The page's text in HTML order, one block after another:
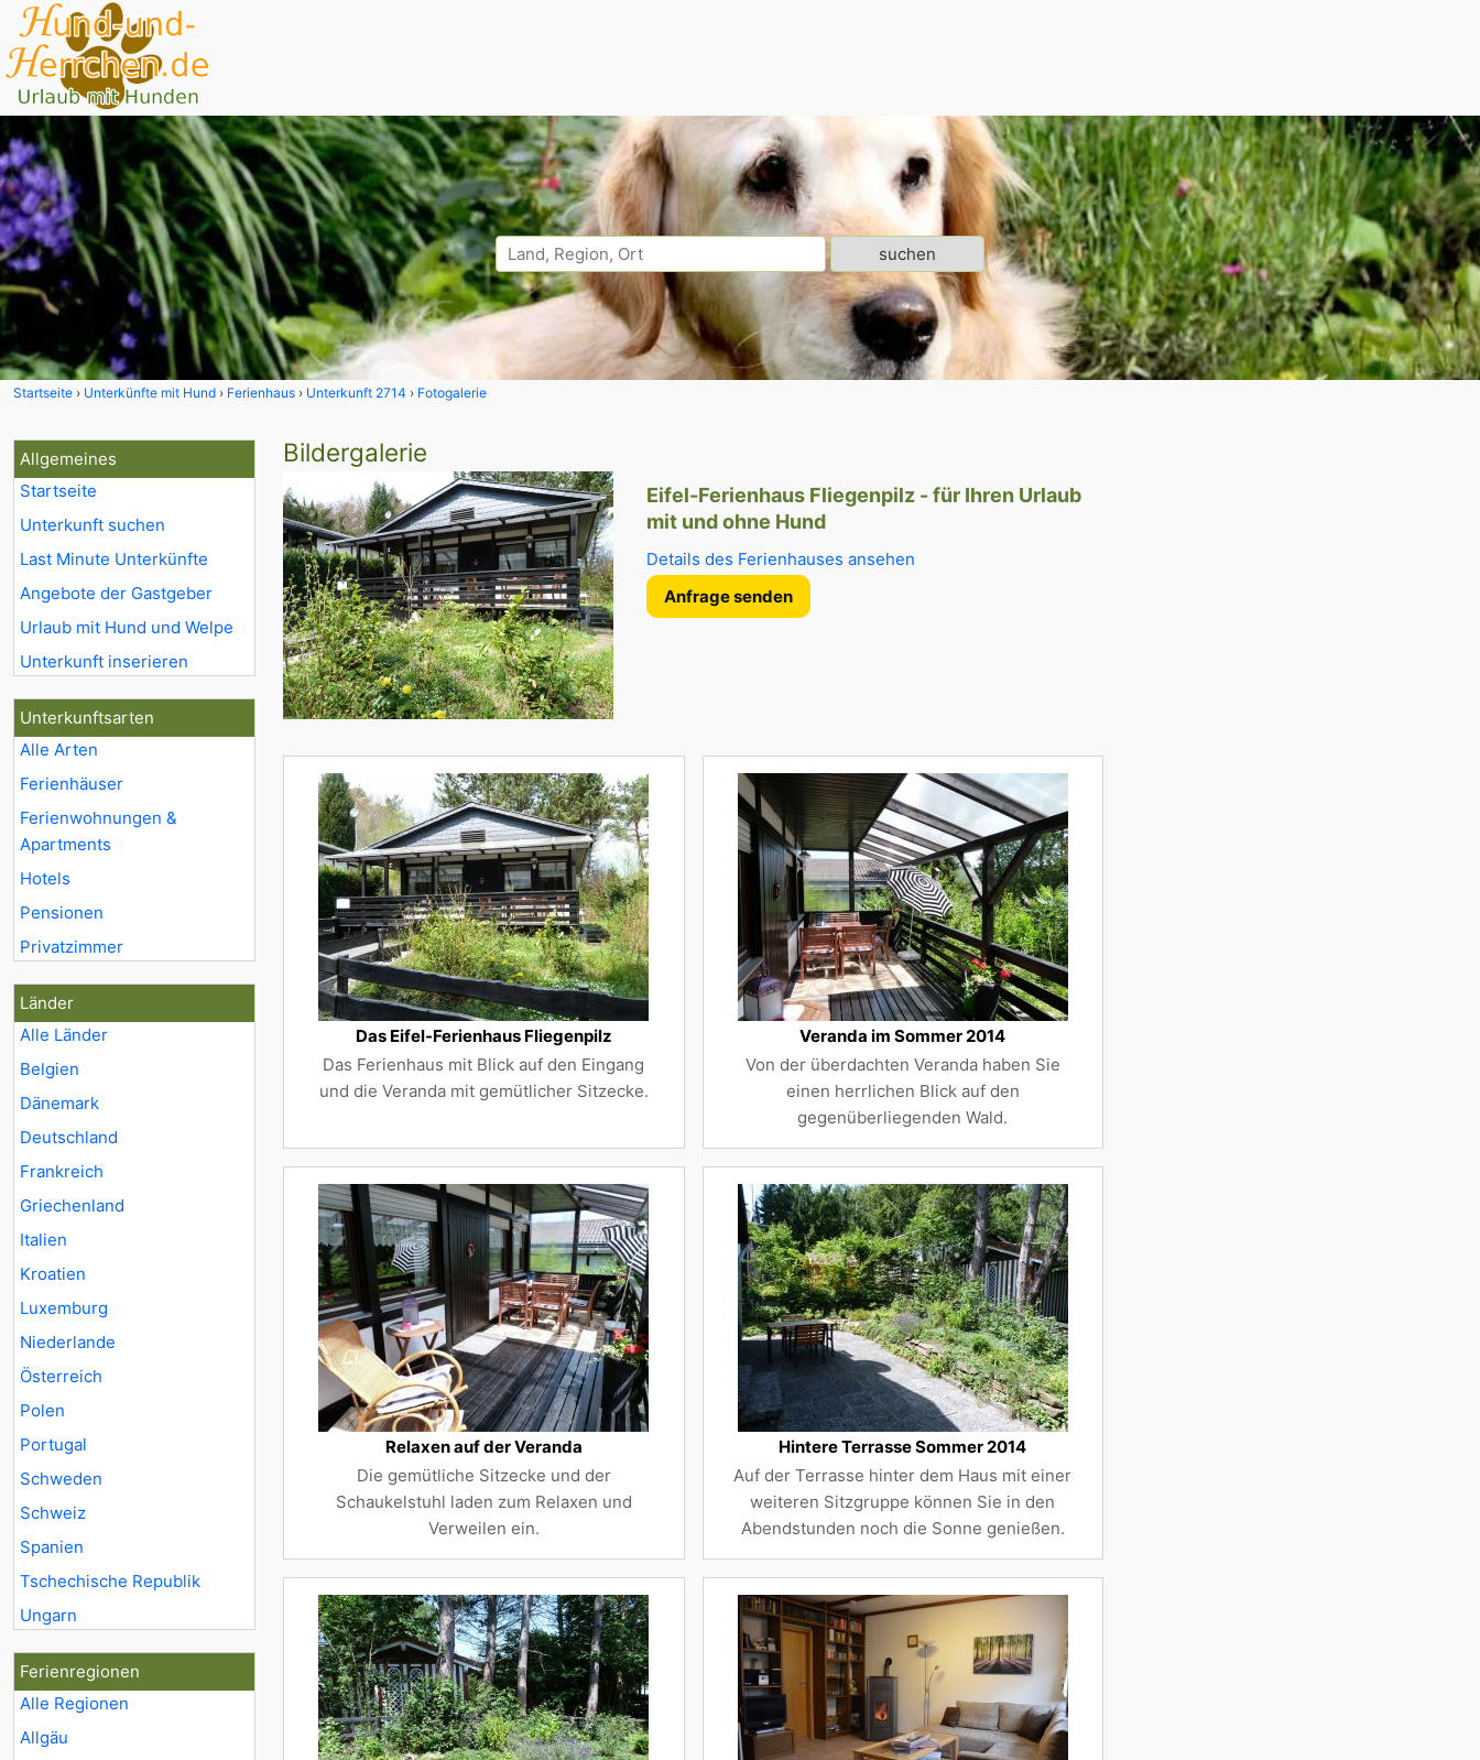
Startseite Unterkünfte mit Hund Ferienhaus Unterkunft 2714 Fotogalerie
Allgemeines
Startseite
Unterkunft suchen
Last Minute Unterkünfte
Angebote der Gastgeber
Urlaub mit Hund und Welpe
Unterkunft inserieren
Unterkunftsarten
Alle Arten
Ferienhäuser
Ferienwohnungen &
Apartments
Hotels
Pensionen
Privatzimmer
Länder
Alle Länder
Belgien
Dänemark
Deutschland
Frankreich
Griechenland
Italien
Kroatien
Luxemburg
Niederlande
Österreich
Polen
Portugal
Schweden
Schweiz
Spanien
Tschechische Republik
Ungarn
Ferienregionen
Alle Regionen
Allgäu
Bildergalerie
Eifel-Ferienhaus Fliegenpilz - für Ihren Urlaub
mit und ohne Hund
Details des Ferienhauses ansehen
Anfrage senden
Das Eifel-Ferienhaus Fliegenpilz
Das Ferienhaus mit Blick auf den Eingang
und die Veranda mit gemütlicher Sitzecke.
Veranda im Sommer 2014
Von der überdachten Veranda haben Sie
einen herrlichen Blick auf den
gegenüberliegenden Wald.
Relaxen auf der Veranda
Die gemütliche Sitzecke und der
Schaukelstuhl laden zum Relaxen und
Verweilen ein.
Hintere Terrasse Sommer 2014
Auf der Terrasse hinter dem Haus mit einer
weiteren Sitzgruppe können Sie in den
Abendstunden noch die Sonne genießen.